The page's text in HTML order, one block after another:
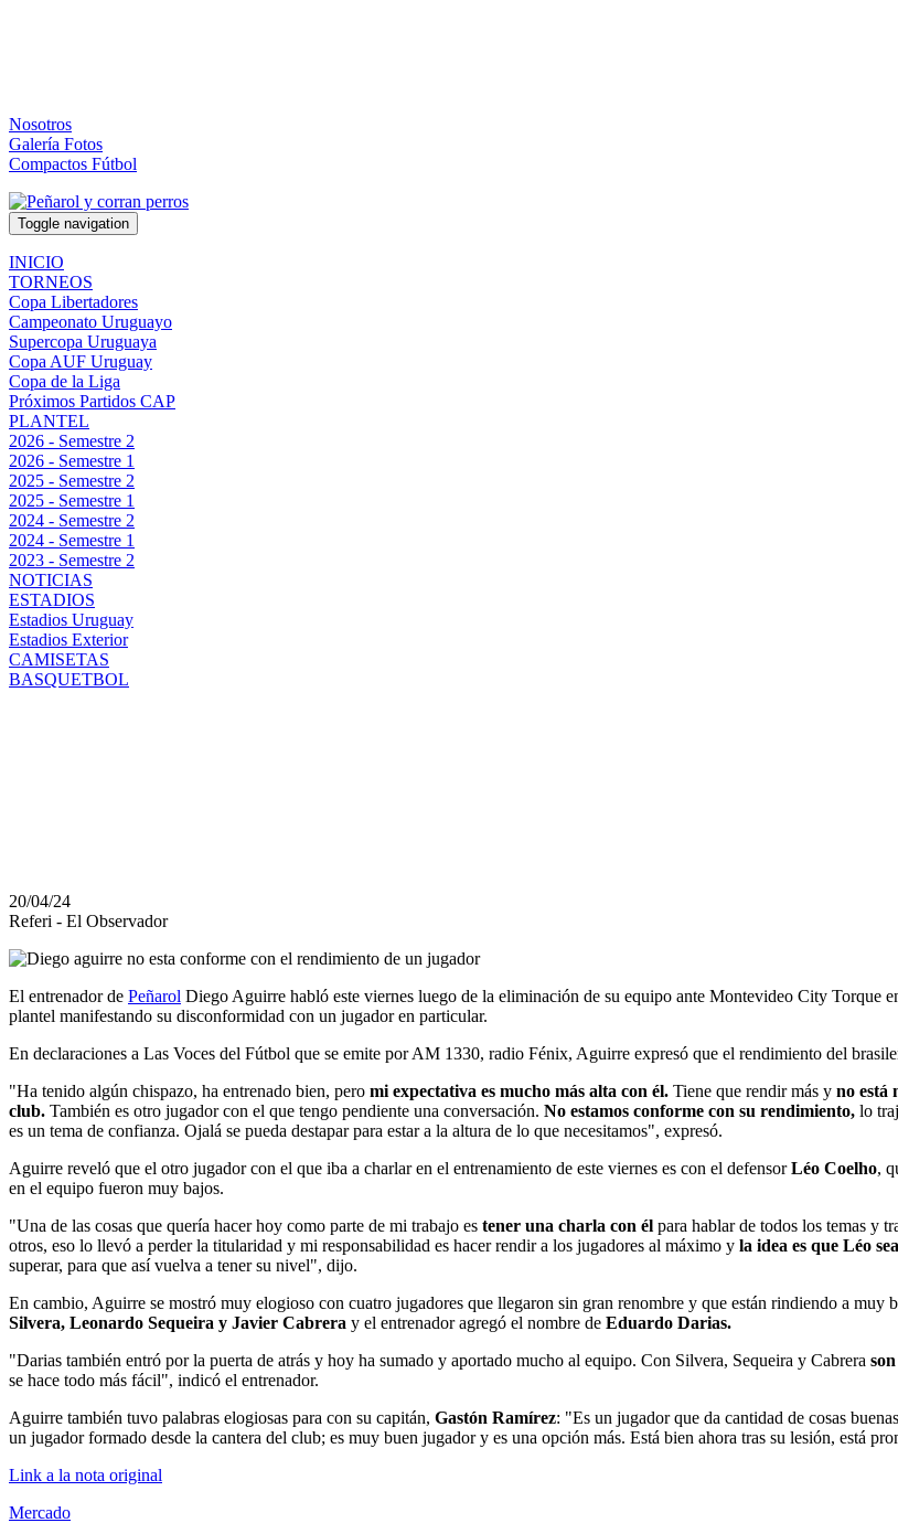
Nosotros
Galería Fotos
Compactos Fútbol
Toggle navigation
INICIO
TORNEOS
Copa Libertadores
Campeonato Uruguayo
Supercopa Uruguaya
Copa AUF Uruguay
Copa de la Liga
Próximos Partidos CAP
PLANTEL
2026 - Semestre 2
2026 - Semestre 1
2025 - Semestre 2
2025 - Semestre 1
2024 - Semestre 2
2024 - Semestre 1
2023 - Semestre 2
NOTICIAS
ESTADIOS
Estadios Uruguay
Estadios Exterior
CAMISETAS
BASQUETBOL
20/04/24
Referi - El Observador
El entrenador de Peñarol Diego Aguirre habló este viernes luego de la eliminación de su equipo ante Montevideo City Torque
plantel manifestando su disconformidad con un jugador en particular.
En declaraciones a Las Voces del Fútbol que se emite por AM 1330, radio Fénix, Aguirre expresó que el rendimiento del
"Ha tenido algún chispazo, ha entrenado bien, pero mi expectativa es mucho más alta con él. Tiene que rendir más y no está
club. También es otro jugador con el que tengo pendiente una conversación. No estamos conforme con su rendimiento, lo
es un tema de confianza. Ojalá se pueda destapar para estar a la altura de lo que necesitamos", expresó.
Aguirre reveló que el otro jugador con el que iba a charlar en el entrenamiento de este viernes es con el defensorLéo Coelho,
en el equipo fueron muy bajos.
"Una de las cosas que quería hacer hoy como parte de mi trabajo es tener una charla con él para hablar de todos los temas y
otros, eso lo llevó a perder la titularidad y mi responsabilidad es hacer rendir a los jugadores al máximo y la idea es que Léo
superar, para que así vuelva a tener su nivel", dijo.
En cambio, Aguirre se mostró muy elogioso con cuatro jugadores que llegaron sin gran renombre y que están rindiendo a muy
Silvera, Leonardo Sequeira y Javier Cabrera y el entrenador agregó el nombre de Eduardo Darias.
"Darias también entró por la puerta de atrás y hoy ha sumado y aportado mucho al equipo. Con Silvera, Sequeira y Cabrera
se hace todo más fácil", indicó el entrenador.
Aguirre también tuvo palabras elogiosas para con su capitán, Gastón Ramírez: "Es un jugador que da cantidad de cosas
un jugador formado desde la cantera del club; es muy buen jugador y es una opción más. Está bien ahora tras su lesión, está
Link a la nota original
Mercado